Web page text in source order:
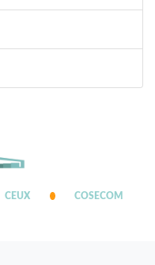
CEUX COSECOM